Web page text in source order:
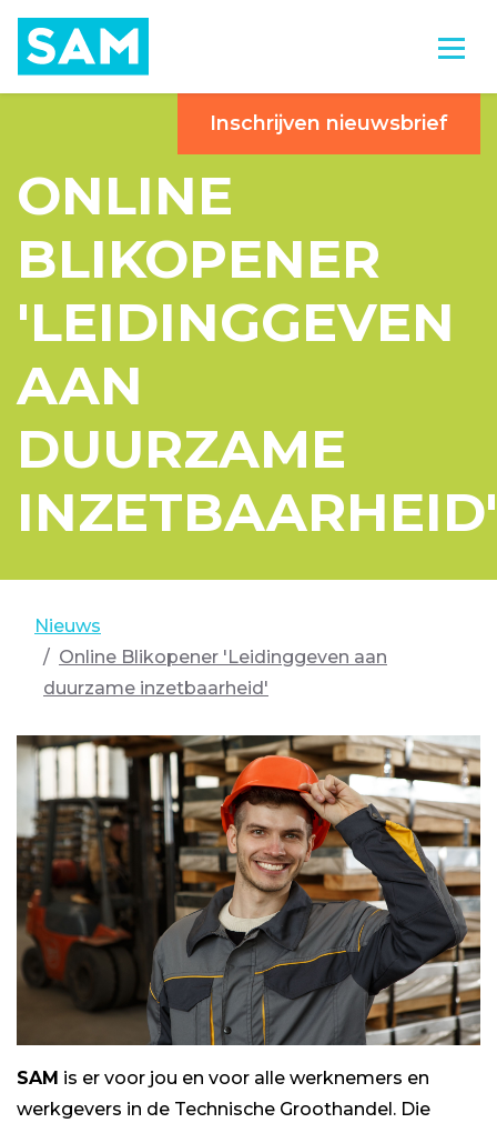
Inschrijven nieuwsbrief
ONLINE
BLIKOPENER
'LEIDINGGEVEN
AAN
DUURZAME
INZETBAARHEID'
Nieuws
Online Blikopener 'Leidinggeven aan
duurzame inzetbaarheid'
SAM is er voor jou en voor alle werknemers en
werkgevers in de Technische Groothandel. Die